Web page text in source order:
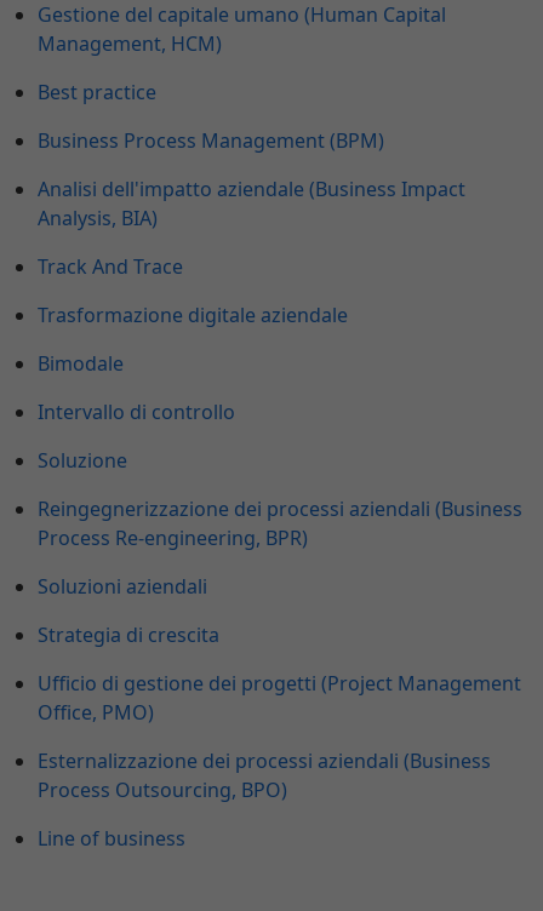
Gestione del capitale umano (Human Capital
Management, HCM)
Best practice
Business Process Management (BPM)
Analisi dell'impatto aziendale (Business Impact
Analysis, BIA)
Track And Trace
Trasformazione digitale aziendale
Bimodale
Intervallo di controllo
Soluzione
Reingegnerizzazione dei processi aziendali (Business
Process Re-engineering, BPR)
Soluzioni aziendali
Strategia di crescita
Ufficio di gestione dei progetti (Project Management
Office, PMO)
Esternalizzazione dei processi aziendali (Business
Process Outsourcing, BPO)
Line of business